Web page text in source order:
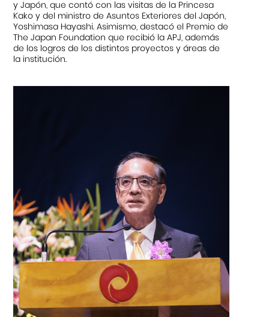
y Japón, que contó con las visitas de la Princesa
Kako y del ministro de Asuntos Exteriores del Japón,
Yoshimasa Hayashi. Asimismo, destacó el Premio de
The Japan Foundation que recibió la APJ, además
de los logros de los distintos proyectos y áreas de
la institución.